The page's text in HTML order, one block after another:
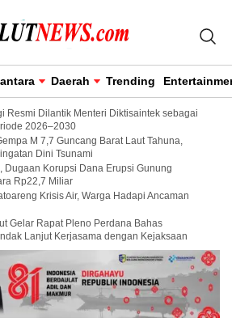
Daerah Trending
Resmi Dilantik Menteri Diktisaintek sebagai
2026–2030
M 7,7 Guncang Barat Laut Tahuna,
Dini Tsunami
Dugaan Korupsi Dana Erupsi Gunung
Rp22,7 Miliar
Krisis Air, Warga Hadapi Ancaman
Gelar Rapat Pleno Perdana Bahas
Lanjut Kerjasama dengan Kejaksaan